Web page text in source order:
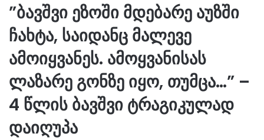
”ბავშვი ეზოში მდებარე აუზში
ჩახტა, საიდანც მალევე
ამოიყვანეს. ამოყვანისას
ლაზარე გონზე იყო, თუმცა…” –
4 წლის ბავშვი ტრაგიკულად
დაიღუპა